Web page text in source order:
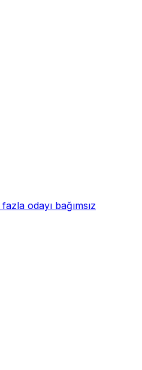
odayı bağımsız